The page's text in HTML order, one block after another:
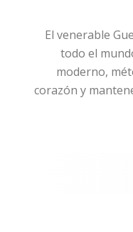
El venerable
todo el
moderno,
corazón y